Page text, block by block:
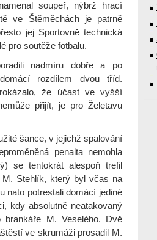
soupeř, nýbrž hrací
ve Štěměchách je patrně
jej Sportovně technická
pro soutěže fotbalu.
nadmíru dobře a po
rozdílem dvou tříd.
že účast ve vyšší
přijít, je pro Želetavu
šance, v jejichž spalování
penalta nemohla
se tentokrát alespoň trefil
M. Stehlík, který byl včas na
nato potrestali domácí jediné
kdy absolutně neatakovaný
brankáře M. Veselého. Dvě
ve skrumáži prosadil M.